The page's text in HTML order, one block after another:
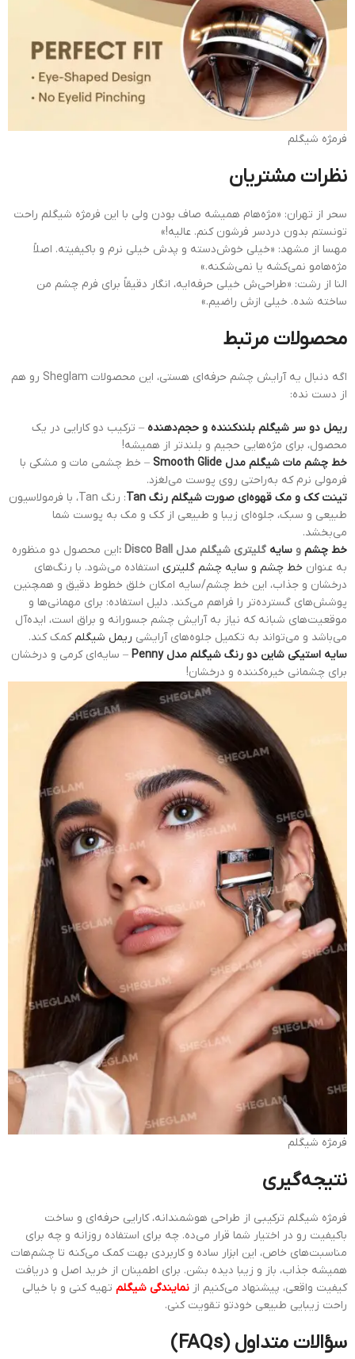
فرمژه شیگلم
نظرات مشتریان
سحر از تهران: «مژه‌هام همیشه صاف بودن ولی با این فرمژه شیگلم راحت
تونستم بدون دردسر فرشون کنم. عالیه!»
مهسا از مشهد: «خیلی خوش‌دسته و پدش خیلی نرم و باکیفیته. اصلاً
مژه‌هامو نمی‌کشه یا نمی‌شکنه.»
النا از رشت: «طراحی‌ش خیلی حرفه‌ایه، انگار دقیقاً برای فرم چشم من
ساخته شده. خیلی ازش راضیم.»
محصولات مرتبط
اگه دنبال یه آرایش چشم حرفه‌ای هستی، این محصولات Sheglam رو هم
از دست نده:
ریمل دو سر شیگلم بلندکننده و حجم‌دهنده – ترکیب دو کارایی در یک
محصول، برای مژه‌هایی حجیم و بلندتر از همیشه!
خط چشم مات شیگلم مدل Smooth Glide
– خط چشمی مات و مشکی با
فرمولی نرم که به‌راحتی روی پوست می‌لغزد.
تینت کک و مک قهوه‌ای صورت شیگلم رنگ Tan
: رنگ Tan، با فرمولاسیون
طبیعی و سبک، جلوه‌ای زیبا و طبیعی از کک و مک به پوست شما
می‌بخشد.
خط چشم و سایه گلیتری شیگلم مدل Disco Ball :
این محصول دو منظوره
به عنوان خط چشم و سایه چشم گلیتری استفاده می‌شود. با رنگ‌های
درخشان و جذاب، این خط چشم/سایه امکان خلق خطوط دقیق و همچنین
پوشش‌های گسترده‌تر را فراهم می‌کند. دلیل استفاده: برای مهمانی‌ها و
موقعیت‌های شبانه که نیاز به آرایش چشم جسورانه و براق است، ایده‌آل
می‌باشد و می‌تواند به تکمیل جلوه‌های آرایشی ریمل شیگلمکمک کند.
سایه استیکی شاین دو رنگ شیگلم مدل Penny
– سایه‌ای کرمی و درخشان
برای چشمانی خیره‌کننده و درخشان!
فرمژه شیگلم
نتیجه‌گیری
فرمژه شیگلم ترکیبی از طراحی هوشمندانه، کارایی حرفه‌ای و ساخت
باکیفیت رو در اختیار شما قرار می‌ده. چه برای استفاده روزانه و چه برای
مناسبت‌های خاص، این ابزار ساده و کاربردی بهت کمک می‌کنه تا چشم‌هات
همیشه جذاب، باز و زیبا دیده بشن. برای اطمینان از خرید اصل و دریافت
کیفیت واقعی، پیشنهاد می‌کنیم از نمایندگی شیگلم تهیه کنی و با خیالی
راحت زیبایی طبیعی خودتو تقویت کنی.
سؤالات متداول (FAQs)